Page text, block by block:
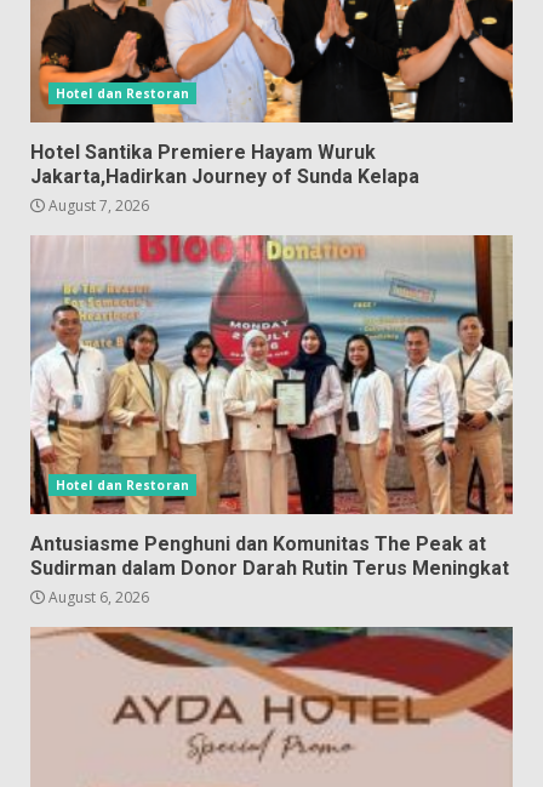
Hotel dan Restoran
Hotel Santika Premiere Hayam Wuruk
Jakarta,Hadirkan Journey of Sunda Kelapa
August 7, 2026
Hotel dan Restoran
Antusiasme Penghuni dan Komunitas The Peak at
Sudirman dalam Donor Darah Rutin Terus Meningkat
August 6, 2026